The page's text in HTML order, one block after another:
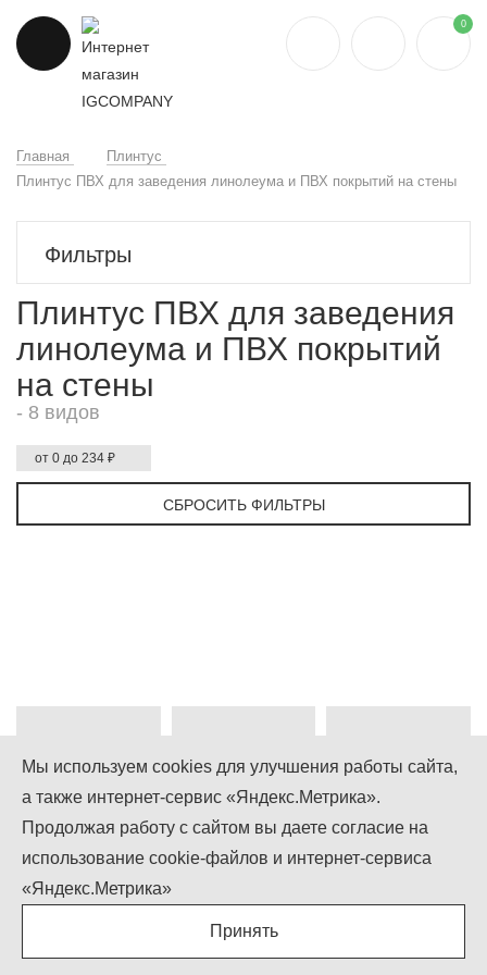
0
Главная
Плинтус
Плинтус ПВХ для заведения линолеума и ПВХ покрытий на стены
Фильтры
Плинтус ПВХ для заведения
линолеума и ПВХ покрытий
на стены
- 8 видов
от 0 до 234 ₽
СБРОСИТЬ ФИЛЬТРЫ
+7 (499) 755-92-79
Понедельник-Пятница: 9.00 - 18.00
info@igcompany.ru
IGCOMPANY © ООО «БИЗНЕС КАПИТАЛ»
Мы используем cookies для улучшения работы сайта,
а также интернет-сервис «Яндекс.Метрика».
Продолжая работу с сайтом вы даете согласие на
использование cookie-файлов и интернет-сервиса
«Яндекс.Метрика»
Принять